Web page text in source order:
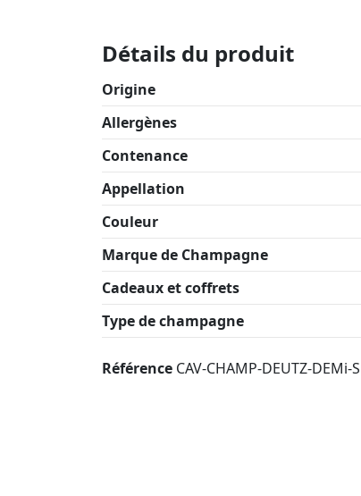
Détails du produit
Origine
Allergènes
Contenance
Appellation
Couleur
Marque de Champagne
Cadeaux et coffrets
Type de champagne
Référence CAV-CHAMP-DEUTZ-DEMi-